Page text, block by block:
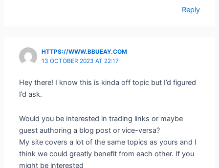
Reply
HTTPS://WWW.BBUEAY.COM
13 OCTOBER 2023 AT 22:17
Hey there! I know this is kinda off topic but I’d figured
I’d ask.
Would you be interested in trading links or maybe
guest authoring a blog post or vice-versa?
My site covers a lot of the same topics as yours and I
think we could greatly benefit from each other. If you
might be interested